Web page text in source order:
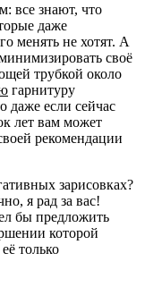
все знают, что
даже
менять не хотят. А
своё
трубкой около
гарнитуру
даже если сейчас
лет вам может
рекомендации
зарисовках?
я рад за вас!
бы предложить
которой
только